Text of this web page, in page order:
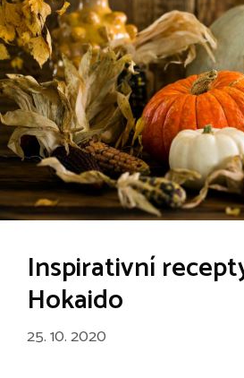
Inspirativní
Hokaido
25. 10. 2020